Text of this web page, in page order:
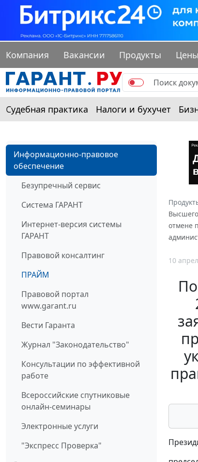
Компания Вакансии Продукты Цены
Судебная практика Налоги и бухучет
Информационно-правовое
обеспечение
Безупречный сервис
Система ГАРАНТ
Интернет-версия системы
ГАРАНТ
Правовой консалтинг
ПРАЙМ
Правовой портал
www.garant.ru
Вести Гаранта
Журнал "Законодательство"
Консультации по эффективной
работе
Всероссийские спутниковые
онлайн-семинары
Электронные услуги
"Экспресс Проверка"
отмене
10